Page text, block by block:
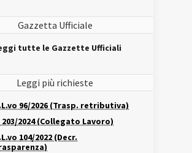
Gazzetta Ufficiale
tutte le Gazzette Ufficiali
Leggi più richieste
96/2026 (Trasp. retributiva)
203/2024 (Collegato Lavoro)
104/2022 (Decr.